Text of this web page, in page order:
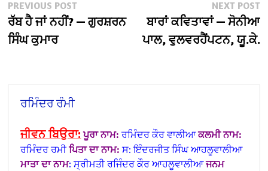
Post
navigation
PREVIOUS POSTPrevious
post:
ਰੱਬ ਹੈ ਜਾਂ ਨਹੀਂ? — ਗੁਰਸ਼ਰਨ
ਸਿੰਘ ਕੁਮਾਰ
NEXT POST
ਬਾਰਾਂ ਕਵਿਤਾਵਾਂ — ਸੋਨੀਆ
ਪਾਲ, ਵੁਲਵਰਹੈਂਪਟਨ, ਯੂ.ਕੇ.
ਰਮਿੰਦਰ ਰੰਮੀ
ਜੀਵਨ ਬਿਉਰਾ: ਪੂਰਾ ਨਾਮ:ਰਮਿੰਦਰ ਕੌਰ ਵਾਲੀਆ ਕਲਮੀ ਨਾਮ:
ਰਮਿੰਦਰ ਰਮੀ ਪਿਤਾ ਦਾ ਨਾਮ: ਸ: ਇੰਦਰਜੀਤ ਸਿੰਘ ਆਹਲੂਵਾਲੀਆ
ਮਾਤਾ ਦਾ ਨਾਮ: ਸ੍ਰੀਮਤੀ ਰਜਿੰਦਰ ਕੌਰ ਆਹਲੂਵਾਲੀਆ ਜਨਮ